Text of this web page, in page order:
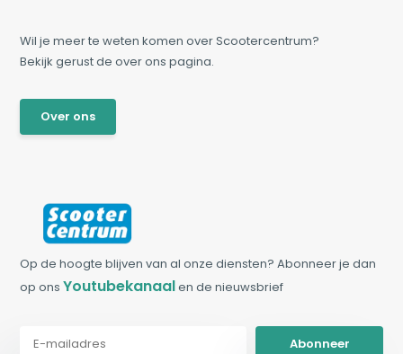
Wil je meer te weten komen over Scootercentrum?
Bekijk gerust de over ons pagina.
Over ons
Op de hoogte blijven van al onze diensten? Abonneer je dan
op onsYoutubekanaalen de nieuwsbrief
Abonneer